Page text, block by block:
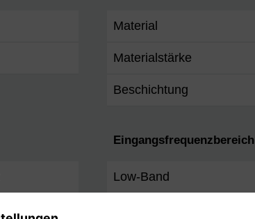
Material
Materialstärke
Beschichtung
Eingangsfrequenzbereich
Low-Band